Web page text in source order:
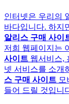
인터넷은 우리의
바다입니다. 하지
알리스 구매 사이
저희 웹페이지는
사이트 웹서비스,
넷 서비스를 소개
스 구매 사이트
들어 드릴 것입니